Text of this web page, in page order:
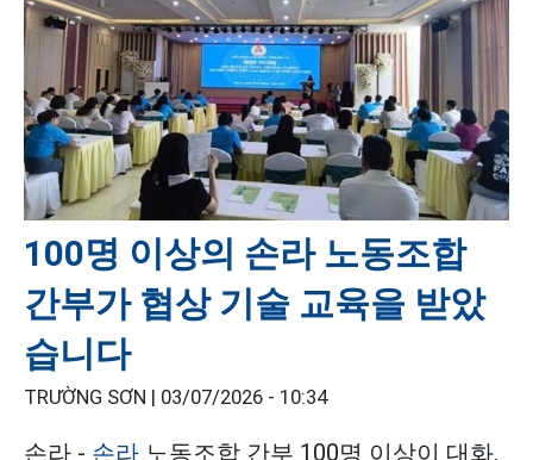
100명 이상의 손라 노동조합
간부가 협상 기술 교육을 받았
습니다
TRƯỜNG SƠN | 03/07/2026 - 10:34
손라 - 손라 노동조합 간부 100명 이상이 대화,